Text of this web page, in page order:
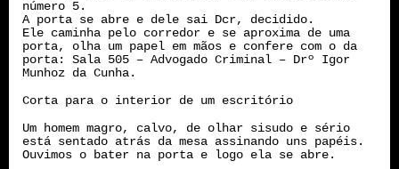
número 5.
A porta se abre e dele sai Dcr, decidido.
Ele caminha pelo corredor e se aproxima de uma
porta, olha um papel em mãos e confere com o da
porta: Sala 505 – Advogado Criminal – Drº Igor
Munhoz da Cunha.
Corta para o interior de um escritório
Um homem magro, calvo, de olhar sisudo e sério
está sentado atrás da mesa assinando uns papéis.
Ouvimos o bater na porta e logo ela se abre.